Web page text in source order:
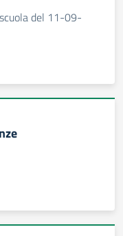
del 11-09-